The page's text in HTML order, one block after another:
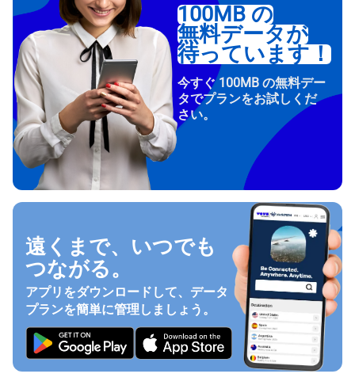
100MB の
無料データが
待っています！
今すぐ 100MB の無料デー
タでプランをお試しくだ
さい。
遠くまで、いつでも
つながる。
アプリをダウンロードして、データ
プランを簡単に管理しましょう。